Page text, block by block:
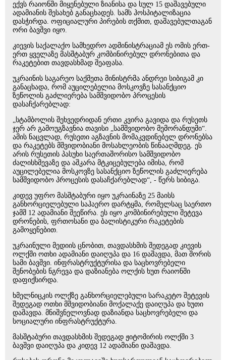
ექვს რაიონში მიყენებული ზიანისა და სულ 15 დაშავებული
ადამიანის შესახებ განაცხადეს. სამს ჰოსპიტალიზაცია
დასჭირდა. ოფიციალური პირების თქმით, დაშავებულთაგან
ორი ბავშვი იყო.
კიევის საქალაქო სამხედრო ადმინისტრაციამ ეს ომის ერთ-
ერთ ყველაზე მასშტაბურ კომბინირებულ დრონებითა და
რაკეტებით თავდასხმად შეაფასა.
უკრაინის საგარეო საქმეთა მინისტრმა ანდრეი სიბიგამ კი
განაცხადა, რომ აუცილებელია მოსკოვზე სასანქციო
ზეწოლის გაძლიერება სამშვიდობო პროცესის
დასაჩქარებლად:
„სტამბოლის შეხვედრიდან ერთი კვირა გავიდა და რუსეთს
ჯერ არ გამოუგზავნია თავისი „სამშვიდობო მემორანდუმი“.
ამის ნაცვლად, რუსეთი აგზავნის მომაკვდინებელ დრონებსა
და რაკეტებს მშვიდობიანი მოსახლეობის წინააღმდეგ. ეს
არის რუსეთის პასუხი საერთაშორისო სამშვიდობო
ძალისხმევაზე და აშკარა მტკიცებულება იმისა, რომ
აუცილებელია მოსკოვზე სასანქციო ზეწოლის გაძლიერება
სამშვიდობო პროცესის დასაჩქარებლად“, - წერს სიბიგა.
კიდევ უფრო მასშტაბური იყო უკრაინაზე 25 მაისს
განხორციელებული საჰაერო დარტყმა, რომელსაც საერთო
ჯამშ 12 ადამიანი შეეწირა. ეს იყო კომბინირებული შეტევა
დრონების, ფრთოსანი და ბალისტიკური რაკეტების
გამოყენებით.
უკრაინული მედიის ცნობით, თავდასხმის შედეგად კიევის
ოლქში ოთხი ადამიანი დაიღუპა და 16 დაშავდა, მათ შორის
სამი ბავშვი. ინფრასტრუქტურისა და საცხოვრებელი
შენობების ნგრევა და დაზიანება ოლქის ხუთ რაიონში
დაფიქსირდა.
ხმელნიცკის ოლქზე განხორციელებული სარაკეტო შეტევის
შედეგად ოთხი მშვიდობიანი მოქალაქე დაიღუპა და ხუთი
დაშავდა. მნიშვნელოვნად დაზიანდა საცხოვრებელი და
სოციალური ინფრასტრუქტურა.
მასშტაბური თავდასხმის შედეგად ჟიტომირის ოლქში 3
ბავშვი დაიღუპა და კიდევ 12 ადამიანი დაშავდა.